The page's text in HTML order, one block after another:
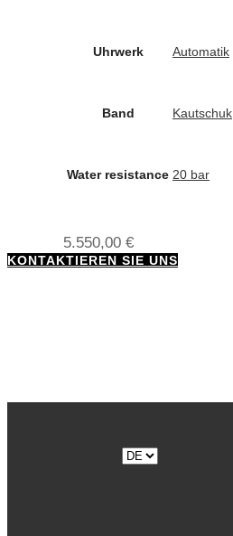
Uhrwerk Automatik
Band Kautschuk
Water resistance 20 bar
5.550,00 €
KONTAKTIEREN SIE UNS
Sprache